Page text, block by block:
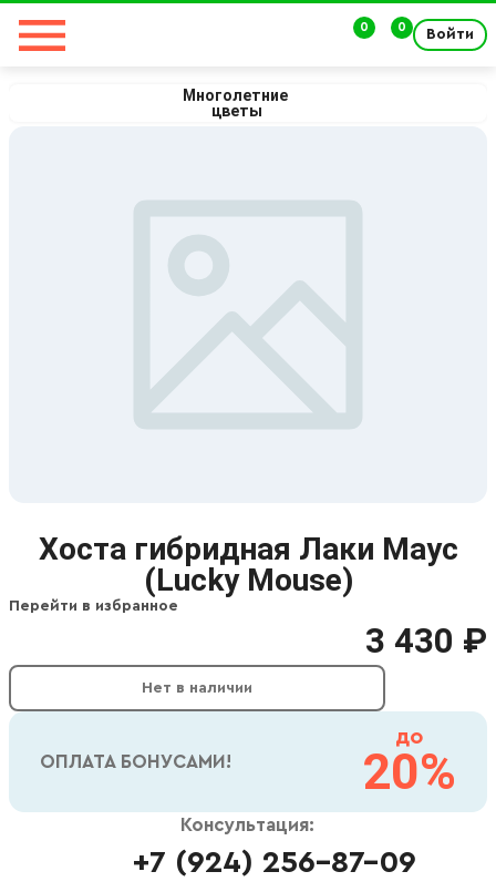
0 0 Войти
Многолетние
цветы
Хоста гибридная Лаки Маус
(Lucky Mouse)
Перейти в избранное
3 430 ₽
Нет в наличии
ОПЛАТА БОНУСАМИ!
до
20%
Консультация:
+7 (924) 256-87-09